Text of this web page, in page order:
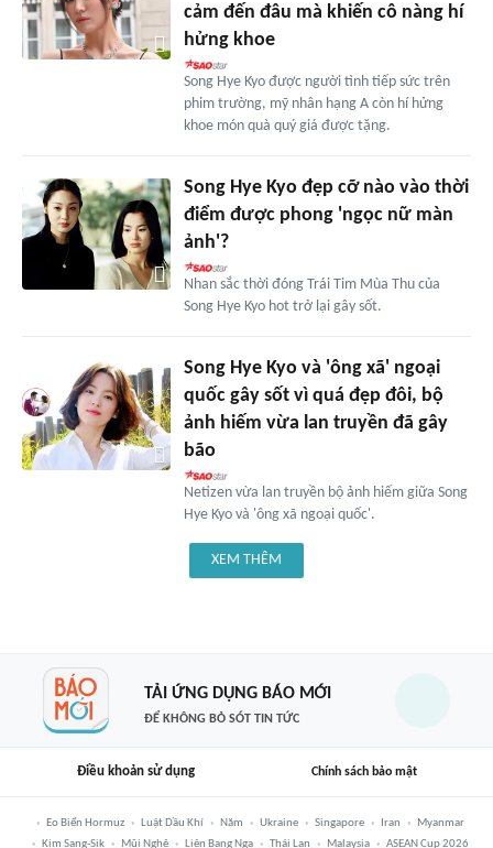
cảm đến đâu mà khiến cô nàng hí
hửng khoe
Song Hye Kyo được người tình tiếp sức trên
phim trường, mỹ nhân hạng A còn hí hửng
khoe món quà quý giá được tặng.
Song Hye Kyo đẹp cỡ nào vào thời
điểm được phong 'ngọc nữ màn
ảnh'?
Nhan sắc thời đóng Trái Tim Mùa Thu của
Song Hye Kyo hot trở lại gây sốt.
Song Hye Kyo và 'ông xã' ngoại
quốc gây sốt vì quá đẹp đôi, bộ
ảnh hiếm vừa lan truyền đã gây
bão
Netizen vừa lan truyền bộ ảnh hiếm giữa Song
Hye Kyo và 'ông xã ngoại quốc'.
XEM THÊM
TẢI ỨNG DỤNG BÁO MỚI
ĐỂ KHÔNG BỎ SÓT TIN TỨC
Điều khoản sử dụng Chính sách bảo mật
Eo Biển Hormuz Luật Dầu Khí Năm Ukraine Singapore Iran
Myanmar
Kim Sang-Sik
Mũi Nghê Liên Bang Nga Thái Lan Malaysia ASEAN Cup 2026